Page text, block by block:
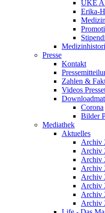
UKE
Erika-
Presse
Kontakt
Zahlen &
Videos
Corona
Bilder
Mediathek
Aktuelles
Archiv
Archiv
Archiv
Archiv
Archiv
Archiv
Archiv
Archiv